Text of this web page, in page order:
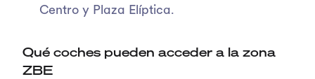
Centro y Plaza Elíptica.
Qué coches pueden acceder a la zona
ZBE